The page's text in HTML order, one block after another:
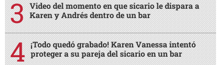
Video del momento en que sicario le dispara a
Karen y Andrés dentro de un bar
¡Todo quedó grabado! Karen Vanessa intentó
proteger a su pareja del sicario en un bar